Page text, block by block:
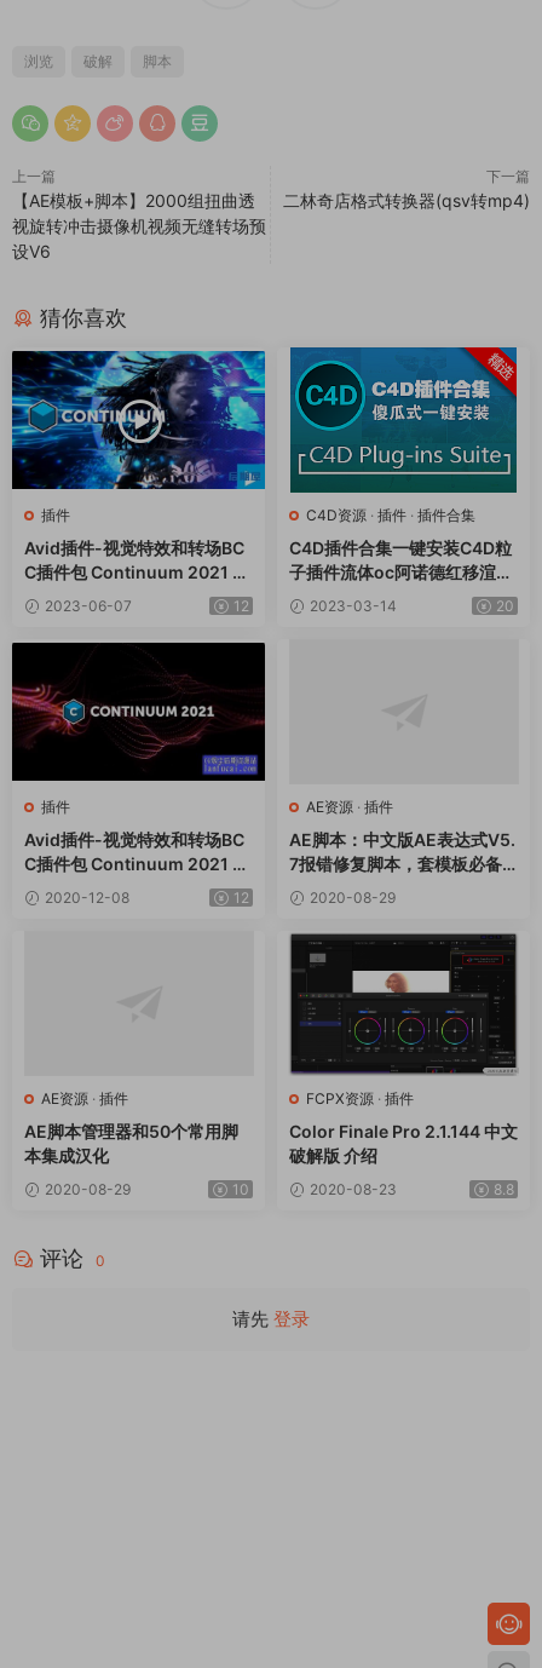
浏览 破解 脚本
上一篇
【AE模板+脚本】2000组扭曲透
视旋转冲击摄像机视频无缝转场预
设V6
下一篇
二林奇店格式转换器(qsv转mp4)
猜你喜欢
插件
Avid插件-视觉特效和转场BC
C插件包 Continuum 2021 v1
4.0.3 Win破解版
2023-06-07 12
C4D资源 · 插件 · 插件合集
C4D插件合集一键安装C4D粒
子插件流体oc阿诺德红移渲染
材质模型素材傻瓜式插件包
（包含软件）v6.8
2023-03-14 20
插件
Avid插件-视觉特效和转场BC
C插件包 Continuum 2021 v1
4.0.3 Win破解版
2020-12-08 12
AE资源 · 插件
AE脚本：中文版AE表达式V5.
7报错修复脚本，套模板必备
神器 别买无法使用了
2020-08-29
AE资源 · 插件
AE脚本管理器和50个常用脚
本集成汉化
2020-08-29 10
FCPX资源 · 插件
Color Finale Pro 2.1.144 中文
破解版 介绍
2020-08-23 8.8
评论 0
请先 登录